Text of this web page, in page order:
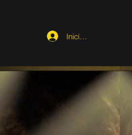
Iniciar sesión